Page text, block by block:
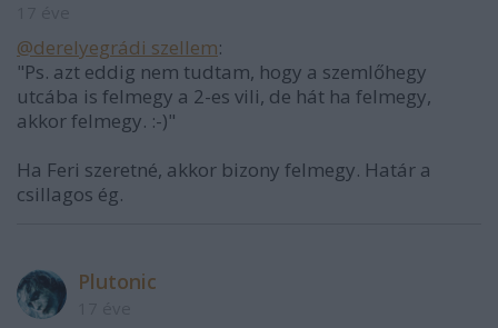
@derelyegrádi szellem:
"Ps. azt eddig nem tudtam, hogy a szemlőhegy
utcába is felmegy a 2-es vili, de hát ha felmegy,
akkor felmegy. :-)"
Ha Feri szeretné, akkor bizony felmegy. Határ a
csillagos ég.
Plutonic